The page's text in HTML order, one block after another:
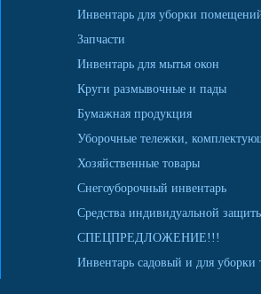
Инвентарь для уборки
Запчасти
Инвентарь для мытья окон
Круги размывочные и пады
Бумажная продукция
Уборочные тележки,
Хозяйственные товары
Снегоуборочный инвентарь
Средства индивидуальной
СПЕЦПРЕДЛОЖЕНИЕ!!!
Инвентарь садовый и для уборки